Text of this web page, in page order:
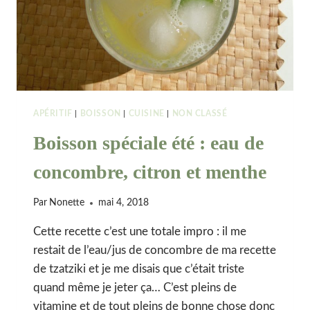
APÉRITIF BOISSON CUISINE NON CLASSÉ
Boisson spéciale été : eau de
concombre, citron et menthe
Par Nonette mai 4, 2018
Cette recette c’est une totale impro : il me
restait de l’eau/jus de concombre de ma recette
de tzatziki et je me disais que c’était triste
quand même je jeter ça… C’est pleins de
vitamine et de tout pleins de bonne chose donc